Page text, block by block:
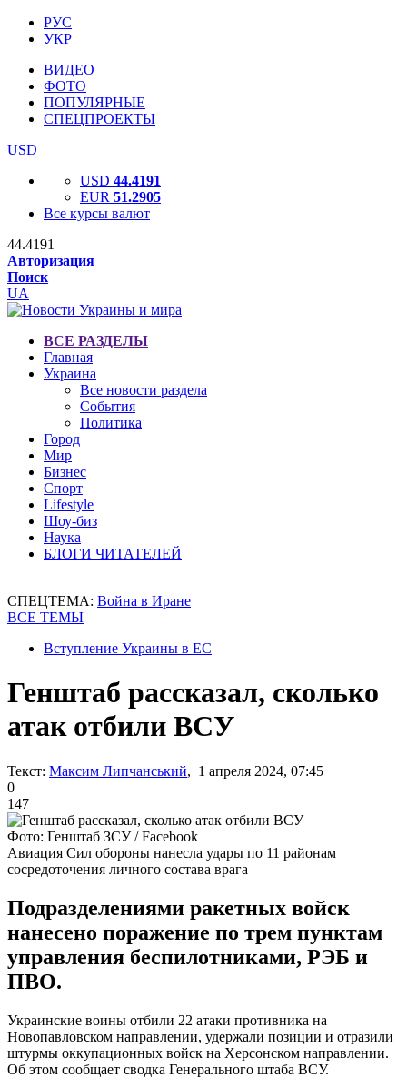
РУС
УКР
ВИДЕО
ФОТО
ПОПУЛЯРНЫЕ
СПЕЦПРОЕКТЫ
USD
USD 44.4191
EUR 51.2905
Все курсы валют
44.4191
Авторизация
Поиск
UA
ВСЕ РАЗДЕЛЫ
Главная
Украина
Все новости раздела
События
Политика
Город
Мир
Бизнес
Спорт
Lifestyle
Шоу-биз
Наука
БЛОГИ ЧИТАТЕЛЕЙ
СПЕЦТЕМА: Война в Иране
ВСЕ ТЕМЫ
Вступление Украины в ЕС
Генштаб рассказал, сколько
атак отбили ВСУ
Текст: Максим Липчанський, 1 апреля 2024, 07:45
0
147
Фото: Генштаб ЗСУ / Facebook
Авиация Сил обороны нанесла удары по 11 районам
сосредоточения личного состава врага
Подразделениями ракетных войск
нанесено поражение по трем пунктам
управления беспилотниками, РЭБ и
ПВО.
Украинские воины отбили 22 атаки противника на
Новопавловском направлении, удержали позиции и отразили
штурмы оккупационных войск на Херсонском направлении.
Об этом сообщает сводка Генерального штаба ВСУ.